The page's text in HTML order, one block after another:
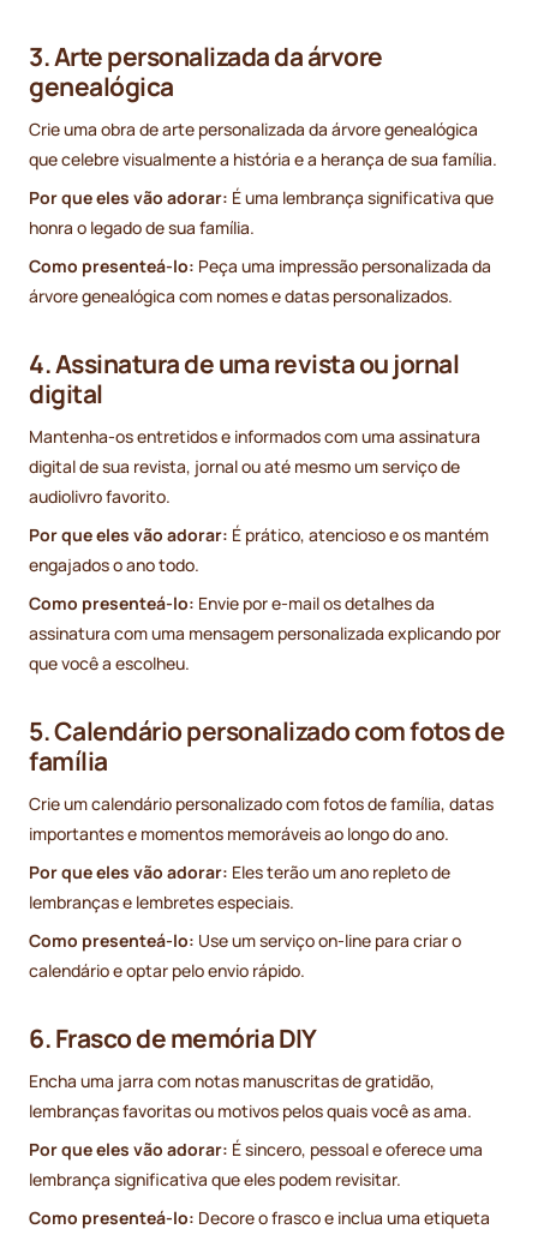
3. Arte personalizada da árvore
genealógica
Crie uma obra de arte personalizada da árvore genealógica
que celebre visualmente a história e a herança de sua família.
Por que eles vão adorar: É uma lembrança significativa que
honra o legado de sua família.
Como presenteá-lo: Peça uma impressão personalizada da
árvore genealógica com nomes e datas personalizados.
4. Assinatura de uma revista ou jornal
digital
Mantenha-os entretidos e informados com uma assinatura
digital de sua revista, jornal ou até mesmo um serviço de
audiolivro favorito.
Por que eles vão adorar: É prático, atencioso e os mantém
engajados o ano todo.
Como presenteá-lo: Envie por e-mail os detalhes da
assinatura com uma mensagem personalizada explicando por
que você a escolheu.
5. Calendário personalizado com fotos de
família
Crie um calendário personalizado com fotos de família, datas
importantes e momentos memoráveis ao longo do ano.
Por que eles vão adorar: Eles terão um ano repleto de
lembranças e lembretes especiais.
Como presenteá-lo: Use um serviço on-line para criar o
calendário e optar pelo envio rápido.
6. Frasco de memória DIY
Encha uma jarra com notas manuscritas de gratidão,
lembranças favoritas ou motivos pelos quais você as ama.
Por que eles vão adorar: É sincero, pessoal e oferece uma
lembrança significativa que eles podem revisitar.
Como presenteá-lo: Decore o frasco e inclua uma etiqueta